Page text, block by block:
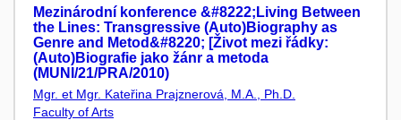
Mezinárodní konference &#8222;Living Between
the Lines: Transgressive (Auto)Biography as
Genre and Metod&#8220; [Život mezi řádky:
(Auto)Biografie jako žánr a metoda
(MUNI/21/PRA/2010)
Mgr. et Mgr. Kateřina Prajznerová, M.A., Ph.D.
Faculty of Arts